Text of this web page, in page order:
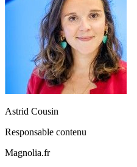
Astrid Cousin
Responsable contenu
Magnolia.fr